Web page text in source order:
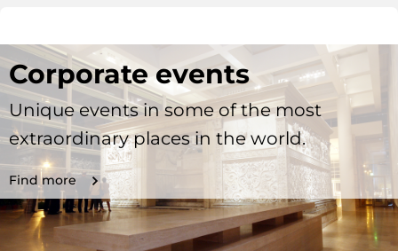
Corporate events
Unique events in some of the most
extraordinary places in the world.
Find more